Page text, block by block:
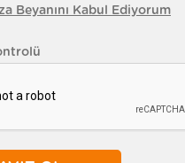
Beyanını Kabul Ediyorum